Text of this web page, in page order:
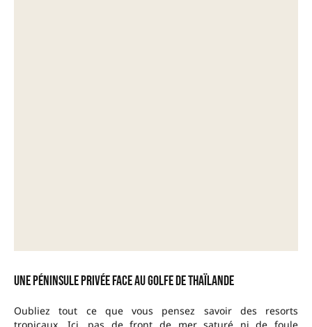
Une péninsule privée face au golfe de Thaïlande
Oubliez tout ce que vous pensez savoir des resorts